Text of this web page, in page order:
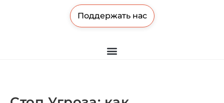
Поддержать нас